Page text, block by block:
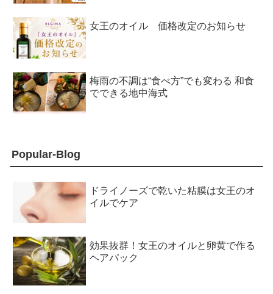
女王のオイル 価格改定のお知らせ
梅雨の不調は“食べ方”でも変わる 和食
でできる地中海式
Popular-Blog
ドライノーズで乾いた粘膜は女王のオ
イルでケア
効果抜群！女王のオイルと卵黄で作る
ヘアパック